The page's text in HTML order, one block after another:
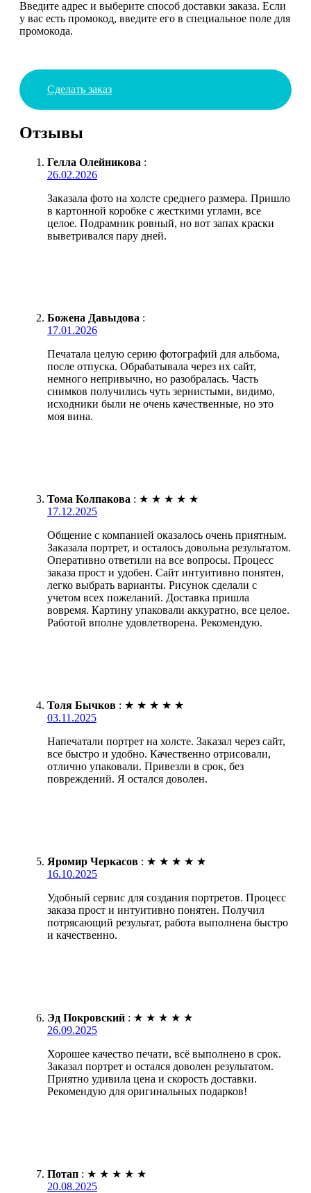
Введите адрес и выберите способ доставки заказа. Если
у вас есть промокод, введите его в специальное поле для
промокода.
Сделать заказ
Отзывы
Гелла Олейникова :
26.02.2026
Заказала фото на холсте среднего размера. Пришло
в картонной коробке с жесткими углами, все
целое. Подрамник ровный, но вот запах краски
выветривался пару дней.
Божена Давыдова :
17.01.2026
Печатала целую серию фотографий для альбома,
после отпуска. Обрабатывала через их сайт,
немного непривычно, но разобралась. Часть
снимков получились чуть зернистыми, видимо,
исходники были не очень качественные, но это
моя вина.
Тома Колпакова : ★ ★ ★ ★ ★
17.12.2025
Общение с компанией оказалось очень приятным.
Заказала портрет, и осталось довольна результатом.
Оперативно ответили на все вопросы. Процесс
заказа прост и удобен. Сайт интуитивно понятен,
легко выбрать варианты. Рисунок сделали с
учетом всех пожеланий. Доставка пришла
вовремя. Картину упаковали аккуратно, все целое.
Работой вполне удовлетворена. Рекомендую.
Толя Бычков : ★ ★ ★ ★ ★
03.11.2025
Напечатали портрет на холсте. Заказал через сайт,
все быстро и удобно. Качественно отрисовали,
отлично упаковали. Привезли в срок, без
повреждений. Я остался доволен.
Яромир Черкасов : ★ ★ ★ ★ ★
16.10.2025
Удобный сервис для создания портретов. Процесс
заказа прост и интуитивно понятен. Получил
потрясающий результат, работа выполнена быстро
и качественно.
Эд Покровский : ★ ★ ★ ★ ★
26.09.2025
Хорошее качество печати, всё выполнено в срок.
Заказал портрет и остался доволен результатом.
Приятно удивила цена и скорость доставки.
Рекомендую для оригинальных подарков!
Потап : ★ ★ ★ ★ ★
20.08.2025